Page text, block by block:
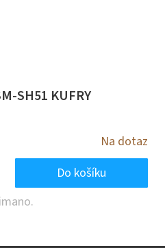
SH51 KUFRY
Na dotaz
Do košíku